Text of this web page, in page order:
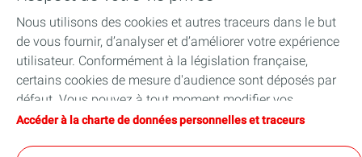
Notre ancrage territorial
Financer les entreprises
Soutenir les projets industriels
Accompagner à l'international
Nous utilisons des cookies et autres traceurs dans le but
de vous fournir, d’analyser et d’améliorer votre expérience
utilisateur. Conformément à la législation française,
certains cookies de mesure d'audience sont déposés par
défaut. Vous pouvez à tout moment modifier vos
paramètres de cookies en cliquant sur le bouton « Gérer
Accéder à la charte de données personnelles et traceurs